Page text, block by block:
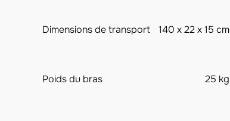
Dimensions de transport 140 x 22 x 15 cm
Poids du bras 25 kg